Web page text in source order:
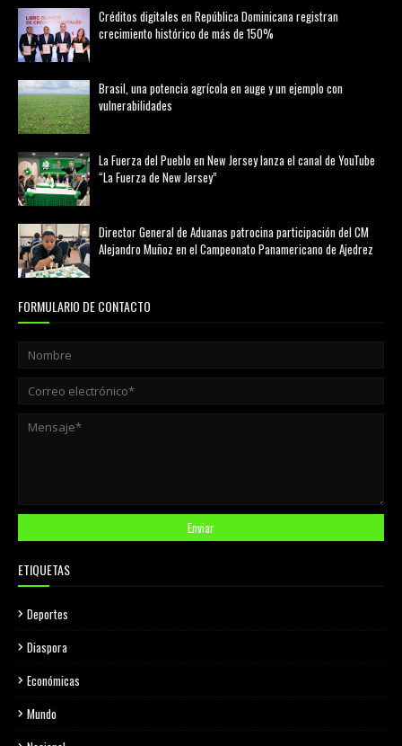
Créditos digitales en República Dominicana registran
crecimiento histórico de más de 150%
Brasil, una potencia agrícola en auge y un ejemplo con
vulnerabilidades
La Fuerza del Pueblo en New Jersey lanza el canal de YouTube
“La Fuerza de New Jersey”
Director General de Aduanas patrocina participación del CM
Alejandro Muñoz en el Campeonato Panamericano de Ajedrez
FORMULARIO DE CONTACTO
ETIQUETAS
Deportes
Diaspora
Económicas
Mundo